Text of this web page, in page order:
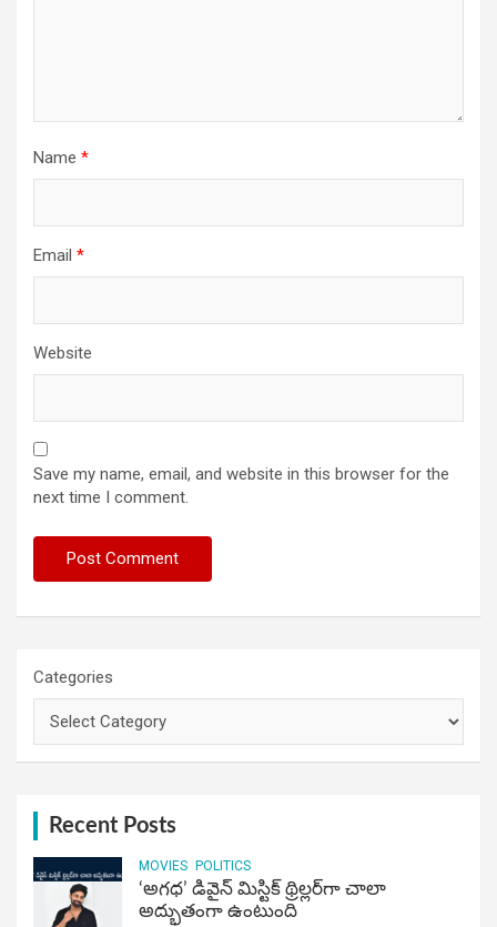
Name *
Email *
Website
Save my name, email, and website in this browser for the
next time I comment.
Categories
Recent Posts
MOVIES POLITICS
‘అగధ’ డివైన్ మిస్టిక్ థ్రిల్లర్‌గా చాలా
అద్భుతంగా ఉంటుంది